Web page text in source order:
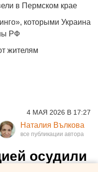
в Пермском крае
которыми Украина
РФ
жителям
4 МАЯ 2026 В 17:27
Наталия Вълкова
осудили